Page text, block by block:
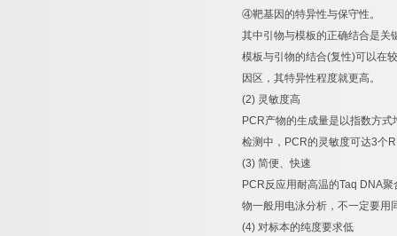
④靶基因的特异性与保守性。
其中引物与模板的正确结合是关
模板与引物的结合(复性)可以在
因区，其特异性程度就更高。
(2) 灵敏度高
PCR产物的生成量是以指数方式
检测中， PCR的灵敏度可达3个
(3) 简便、快速
PCR反应用耐高温的Taq DNA聚
物一般用电泳分析，不一定要用
(4) 对标本的纯度要求低